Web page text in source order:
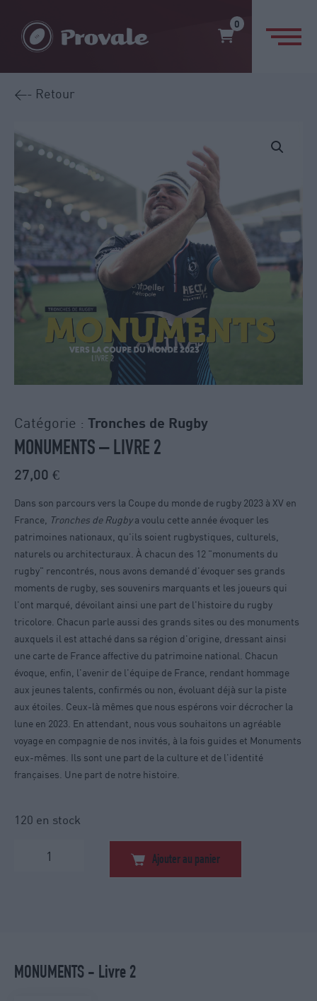
0
<- Retour
Catégorie : Tronches de Rugby
MONUMENTS – LIVRE 2
27,00 €
Dans son parcours vers la Coupe du monde de rugby 2023 à XV en
France, Tronches de Rugbya voulu cette année évoquer les
patrimoines nationaux, qu'ils soient rugbystiques, culturels,
naturels ou architecturaux. À chacun des 12 "monuments du
rugby" rencontrés, nous avons demandé d'évoquer ses grands
moments de rugby, ses souvenirs marquants et les joueurs qui
l'ont marqué, dévoilant ainsi une part de l'histoire du rugby
tricolore. Chacun parle aussi des grands sites ou des monuments
auxquels il est attaché dans sa région d'origine, dressant ainsi
une carte de France affective du patrimoine national. Chacun
évoque, enfin, l'avenir de l'équipe de France, rendant hommage
aux jeunes talents, confirmés ou non, évoluant déjà sur la piste
aux étoiles. Ceux-là mêmes que nous espérons voir décrocher la
lune en 2023. En attendant, nous vous souhaitons un agréable
voyage en compagnie de nos invités, à la fois guides et Monuments
eux-mêmes. Ils sont une part de la culture et de l'identité
françaises. Une part de notre histoire.
120 en stock
quantité
Ajouter au panier
MONUMENTS - Livre 2